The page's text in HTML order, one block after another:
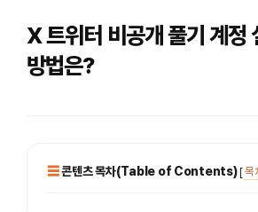
X 트위터 비공개 풀기 계정
방법은?
콘텐츠 목차(Table of Contents)[목